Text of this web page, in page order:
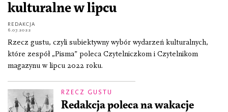
kulturalne w lipcu
REDAKCJA
6.07.2022
Rzecz gustu, czyli subiektywny wybór wydarzeń kulturalnych,
które zespół „Pisma” poleca Czytelniczkom i Czytelnikom
magazynu w lipcu 2022 roku.
RZECZ GUSTU
Redakcja poleca na wakacje